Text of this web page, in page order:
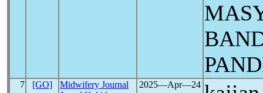
7 [GO]
Midwifery Journal
2025―Apr―24